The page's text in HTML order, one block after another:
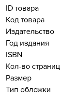
ID товара
Код товара
Издательство
Год издания
ISBN
Кол-во страниц
Размер
Тип обложки